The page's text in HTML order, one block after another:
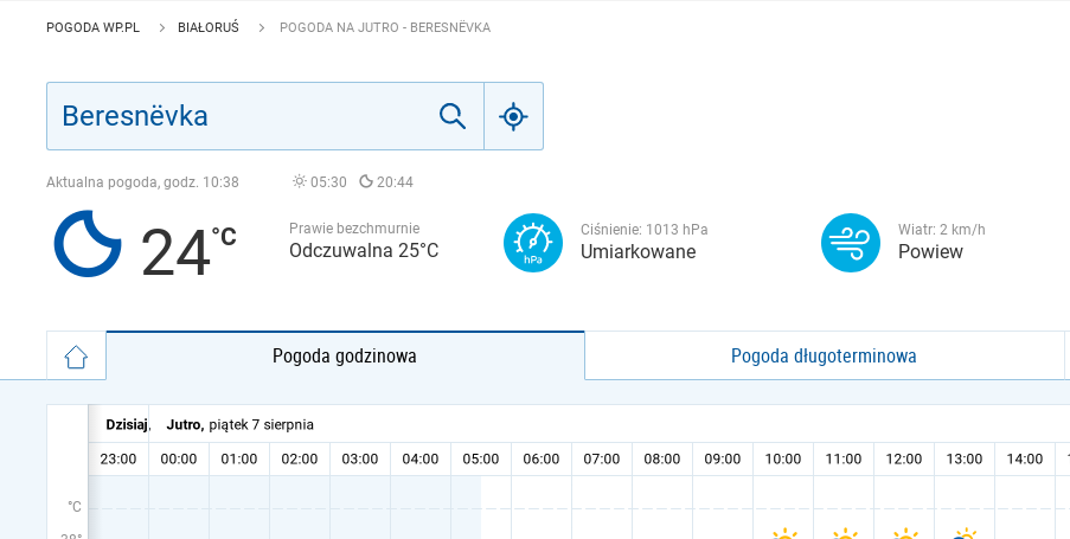
POGODA WP.PL BIAŁORUŚ POGODA NA JUTRO - BERESNËVKA
Aktualna pogoda, godz. 10:38 05:30 20:44
24 Prawie bezchmurnie
Odczuwalna 25°C
Ciśnienie: 1013 hPa
Umiarkowane
Wiatr: 2 km/h
Powiew
Pogoda godzinowa Pogoda długoterminowa
°C